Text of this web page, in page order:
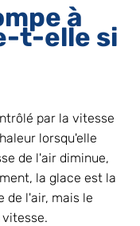
à
t-elle si
par la vitesse
lorsqu'elle
de l'air diminue,
la glace est la
de l'air, mais le